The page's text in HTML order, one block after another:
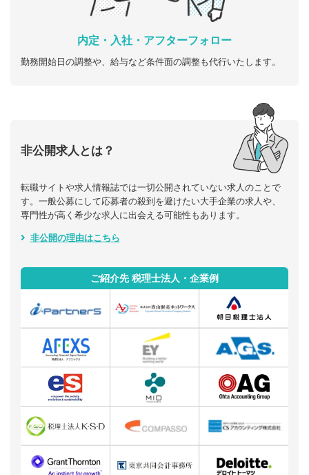
内定・入社・アフターフォロー
勤務開始日の調整や、給与など条件面の調整も代行いたします。
非公開求人とは？
転職サイトや求人情報誌では一切公開されていない求人のことで
す。一般公募にして応募者の殺到を避けたい大手企業の求人や、
専門性が高く希少な求人に出会える可能性もあります。
非公開の理由はこちら
ご紹介先 税理士法人・企業例